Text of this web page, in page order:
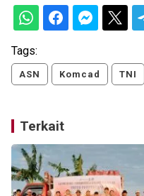
Tags:
ASN Komcad TNI
Terkait